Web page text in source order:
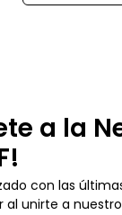
a la
con las
unirte a